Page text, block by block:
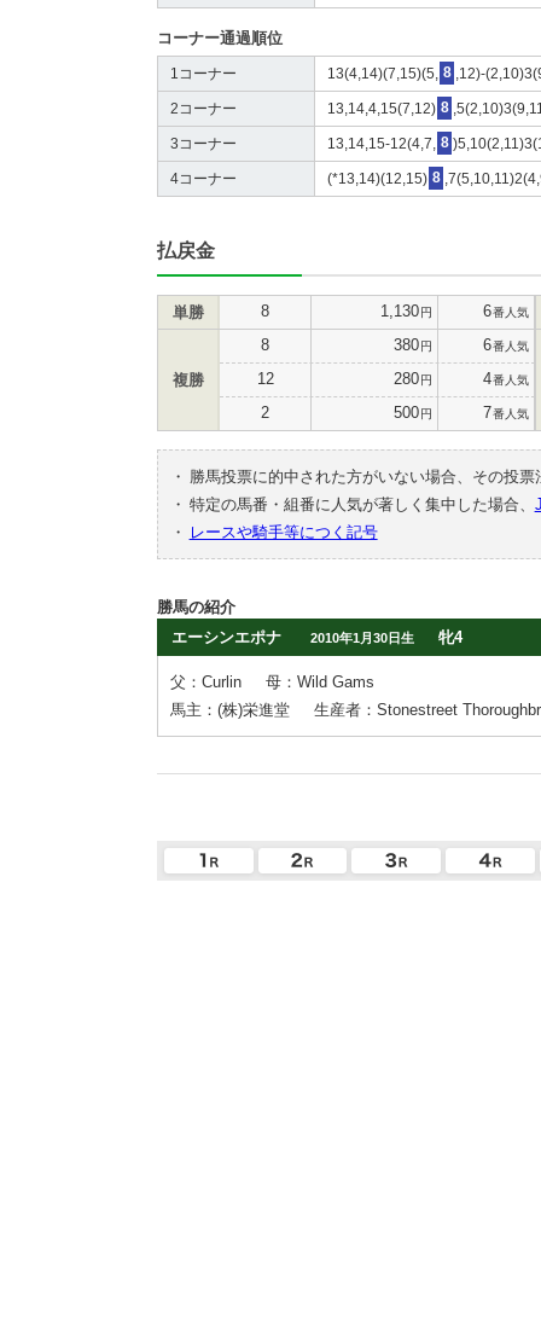
コーナー通過順位
1コーナー 13(4,14)(7,15)(5, 8 ,12)-
2コーナー 13,14,4,15(7,12) 8
3コーナー 13,14,15-12(4,7, 8
4コーナー (*13,14)(12,15) 8
払戻金
単勝 8 1,130円 6番人気
複勝
8 380円 6番人気
12 280円 4番人気
2 500円 7番人気
・
勝馬投票に的中された方がいない場合、その投
・ 特定の馬番・組番に人気が著しく集中した場合、
・
レースや騎手等につく記号
勝馬の紹介
エーシンエポナ
2010年1月30日生 牝4
父：Curlin
母：Wild Gams
馬主：(株)栄進堂
生産者：Stonestreet